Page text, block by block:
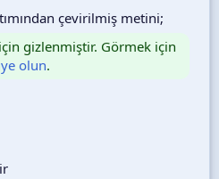
çevirilmiş metini;
gizlenmiştir. Görmek için
olun.